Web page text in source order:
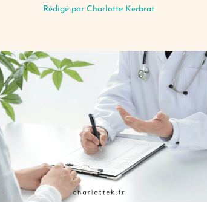
Rédigé par Charlotte Kerbrat